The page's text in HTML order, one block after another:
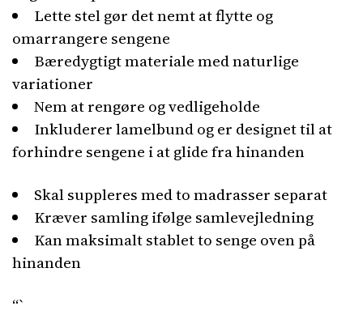
Lette stel gør det nemt at flytte og
omarrangere sengene
Bæredygtigt materiale med naturlige
variationer
Nem at rengøre og vedligeholde
Inkluderer lamelbund og er designet til at
forhindre sengene i at glide fra hinanden
Skal suppleres med to madrasser separat
Kræver samling ifølge samlevejledning
Kan maksimalt stablet to senge oven på
hinanden
“`